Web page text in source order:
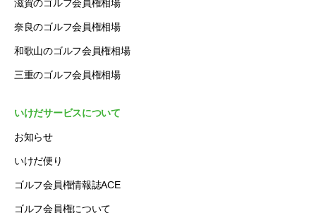
滋賀のゴルフ会員権相場
奈良のゴルフ会員権相場
和歌山のゴルフ会員権相場
三重のゴルフ会員権相場
いけだサービスについて
お知らせ
いけだ便り
ゴルフ会員権情報誌ACE
ゴルフ会員権について